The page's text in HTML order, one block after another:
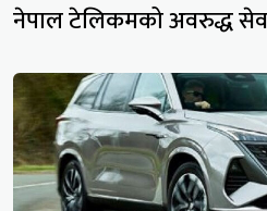
नेपाल टेलिकमको अवरुद्ध